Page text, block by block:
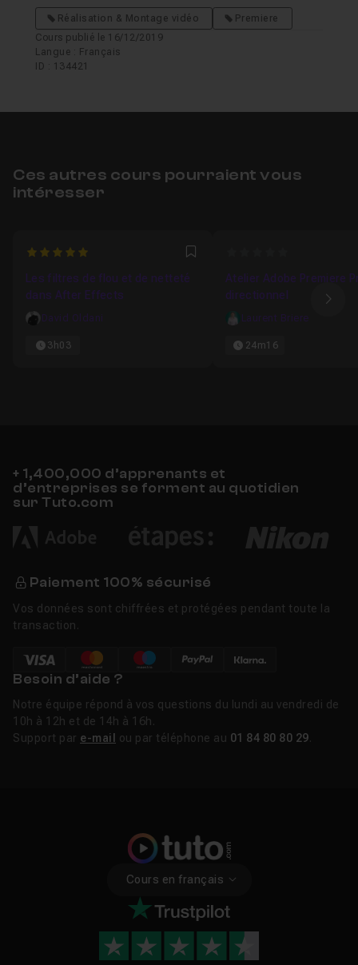
Réalisation & Montage vidéo
Premiere
Cours publié le 16/12/2019
Langue : Français
ID : 134421
Ces autres cours pourraient vous
intéresser
5 Favori
Les filtres de flou et de netteté
dans After Effects
David Oldani
3h03
Atelier Adobe Premiere
directionnel
Laurent Briere
24m16
+ 1,400,000 d’apprenants et
d’entreprises se forment au quotidien
sur Tuto.com
Paiement 100% sécurisé
Vos données sont chiffrées et protégées pendant toute la
transaction.
Besoin d’aide ?
Notre équipe répond à vos questions du lundi au vendredi de
10h à 12h et de 14h à 16h.
Support par e-mail ou par téléphone au 01 84 80 80 29
Cours en français